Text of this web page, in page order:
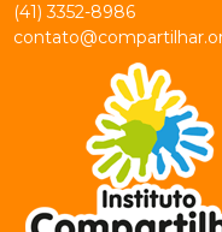
(41) 3352-8986